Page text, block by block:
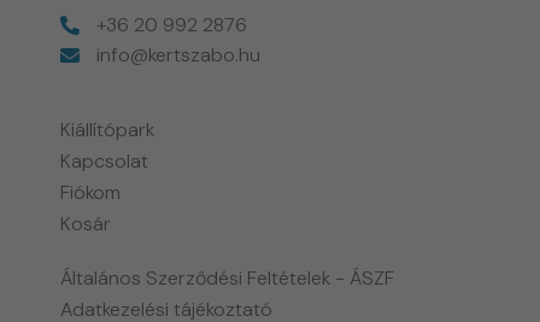
+36 20 992 2876
info@kertszabo.hu
Kiállítópark
Kapcsolat
Fiókom
Kosár
Általános Szerződési Feltételek - ÁSZF
Adatkezelési tájékoztató